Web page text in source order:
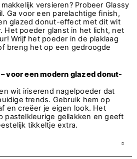
versieren? Probeer Glassy
Ga voor een parelachtige finish,
glazed donut-effect met dit wit
Het poeder glanst in het licht, net
Wrijf het poeder in de plaklaag
breng het op een gedroogde
voor een modern glazed donut-
wit iriserend nagelpoeder dat
trends. Gebruik hem op
en creëer je eigen look. Het
pastelkleurige gellakken en geeft
tikkeltje extra.